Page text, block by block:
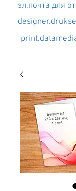
эл.почта для